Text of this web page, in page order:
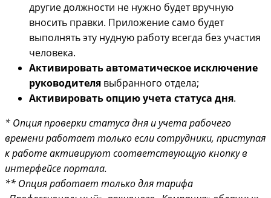
другие должности не нужно будет вручную
вносить правки. Приложение само будет
выполнять эту нудную работу всегда без участия
человека.
Активировать автоматическое исключение
руководителя выбранного отдела;
Активировать опцию учета статуса дня.
* Опция проверки статуса дня и учета рабочего
времени работает только если сотрудники, приступая
к работе активируют соответствующую кнопку в
интерфейсе портала.
** Опция работает только для тарифа